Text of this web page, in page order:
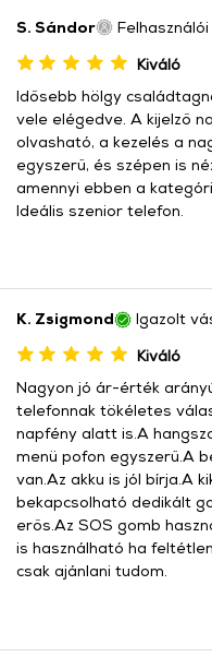
S. Sándor
Kiváló
Idősebb hölgy
vele elégedve. A kijelző
olvasható, a kezelés a
egyszerű, és szépen is
amennyi ebben a
Ideális szenior telefon.
K. Zsigmond Igazolt
Kiváló
Nagyon jó ár-érték
telefonnak tökéletes
napfény alatt is.A
menü pofon egyszerű.A
van.Az akku is jól bírja.A
bekapcsolható dedikált
erős.Az SOS gomb
is használható ha
csak ajánlani tudom.